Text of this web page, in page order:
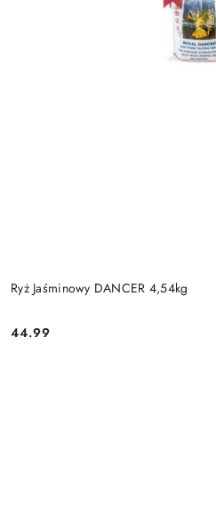
Ryż Jaśminowy DANCER 4,54kg
Cena:
44.99